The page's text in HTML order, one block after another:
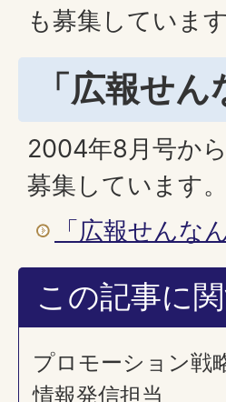
も募集していま
「広報せ
2004年8月号か
募集しています
「広報せんな
この記事に
プロモーション戦
情報発信担当